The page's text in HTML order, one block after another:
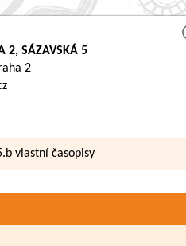
2, SÁZAVSKÁ 5
2
vlastní časopisy